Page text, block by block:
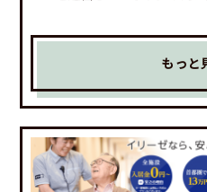
もっと